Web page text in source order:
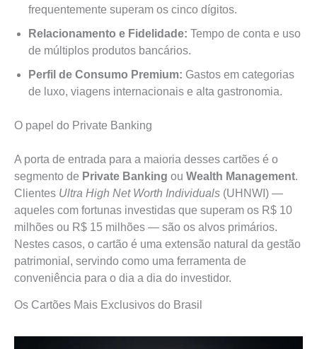
frequentemente superam os cinco dígitos.
Relacionamento e Fidelidade: Tempo de conta e uso
de múltiplos produtos bancários.
Perfil de Consumo Premium: Gastos em categorias
de luxo, viagens internacionais e alta gastronomia.
O papel do Private Banking
A porta de entrada para a maioria desses cartões é o
segmento de Private Banking ou Wealth Management.
Clientes Ultra High Net Worth Individuals (UHNWI) —
aqueles com fortunas investidas que superam os R$ 10
milhões ou R$ 15 milhões — são os alvos primários.
Nestes casos, o cartão é uma extensão natural da gestão
patrimonial, servindo como uma ferramenta de
conveniência para o dia a dia do investidor.
Os Cartões Mais Exclusivos do Brasil